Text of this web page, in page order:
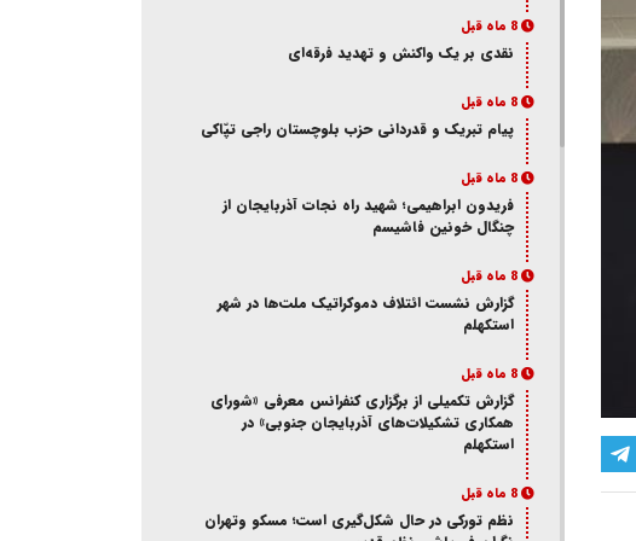
8 ماه قبل
نقدی بر یک واکنش و‌ تهدید فرقه‌ای
8 ماه قبل
پیام تبریک و قدردانی حزب بلوچستان راجی تپّاکی
8 ماه قبل
فریدون ابراهیمی؛ شهید راه نجات آذربایجان از
چنگال خونین فاشیسم
8 ماه قبل
گزارش نشست ائتلاف دموکراتیک ملت‌ها در شهر
استکهلم
8 ماه قبل
گزارش تکمیلی از برگزاری کنفرانس معرفی «شورای
همکاری تشکیلات‌های آذربایجان جنوبی» در
استکهلم
8 ماه قبل
نظم تورکی در حال شکل‌گیری است؛ مسکو وتهران